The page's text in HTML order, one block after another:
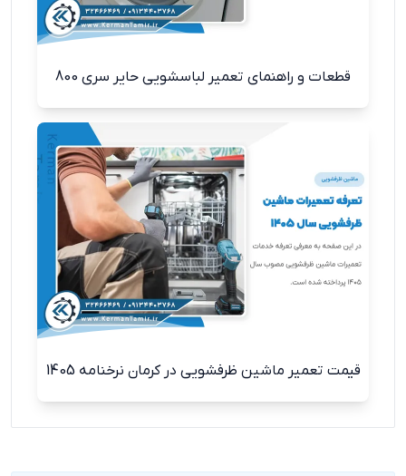
قطعات و راهنمای تعمیر لباسشویی حایر سری 800
قیمت تعمیر ماشین ظرفشویی در کرمان نرخنامه 1405